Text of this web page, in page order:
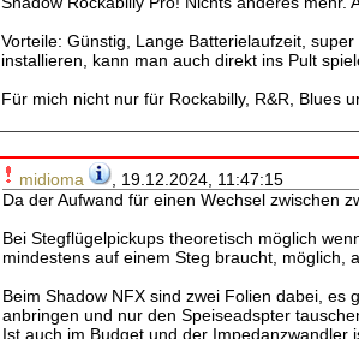
Vorteile: Günstig, Lange Batterielaufzeit,
installieren, kann man auch direkt ins Pult
Für mich nicht nur für Rockabilly, R&R, Blues
midioma
, 19.12.2024, 11:47:15
Da der Aufwand für einen Wechsel zwischen
Bei Stegflügelpickups theoretisch möglich
mindestens auf einem Steg braucht, möglich,
Beim Shadow NFX sind zwei Folien dabei,
anbringen und nur den Speiseadspter
Ist auch im Budget und der Impedanzwandler